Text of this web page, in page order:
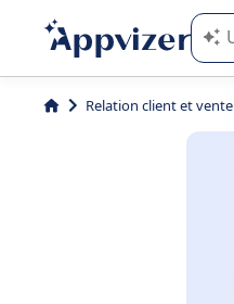
Relation client et vente